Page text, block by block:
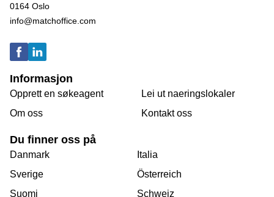
0164 Oslo
info@matchoffice.com
Informasjon
Opprett en søkeagent
Om oss
Lei ut naeringslokaler
Kontakt oss
Du finner oss på
Danmark
Sverige
Suomi
Italia
Österreich
Schweiz